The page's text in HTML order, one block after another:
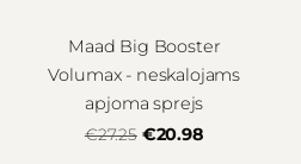
Maad Big Booster
Volumax - neskalojams
apjoma sprejs
€27.25 €20.98